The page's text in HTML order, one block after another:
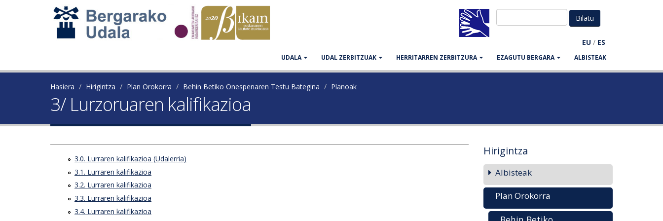
EU / ES
UDALA UDAL ZERBITZUAK HERRITARREN ZERBITZURA EZAGUTU BERGARA ALBISTEAK
Hasiera Hirigintza Plan Orokorra Behin Betiko Onespenaren Testu Bategina Planoak
3/ Lurzoruaren kalifikazioa
3.0. Lurraren kalifikazioa (Udalerria)
3.1. Lurraren kalifikazioa
3.2. Lurraren kalifikazioa
3.3. Lurraren kalifikazioa
3.4. Lurraren kalifikazioa
Hirigintza
Albisteak
Plan Orokorra